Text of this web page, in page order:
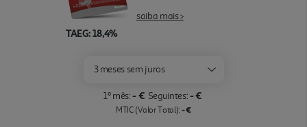
TAEG: 18,4%
saiba mais >
3 meses sem juros
1º mês:- € Seguintes:- €
MTIC (Valor Total):- €